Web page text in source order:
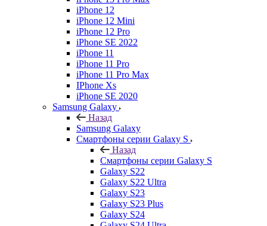
iPhone 12
iPhone 12 Mini
iPhone 12 Pro
iPhone SE 2022
iPhone 11
iPhone 11 Pro
iPhone 11 Pro Max
IPhone Xs
iPhone SE 2020
Samsung Galaxy
Назад
Samsung Galaxy
Смартфоны серии Galaxy S
Назад
Смартфоны серии Galaxy S
Galaxy S22
Galaxy S22 Ultra
Galaxy S23
Galaxy S23 Plus
Galaxy S24